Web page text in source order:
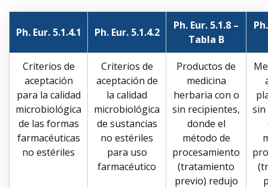
Ph. Eur. 5.1.4.1 Ph. Eur. 5.1.4.2
Ph. Eur. 5.1.8 –
Tabla B
Criterios de
aceptación
para la calidad
microbiológica
de las formas
farmacéuticas
no estériles
Criterios de
aceptación de
la calidad
microbiológica
de sustancias
no estériles
para uso
farmacéutico
Productos de
medicina
herbaria con o
sin recipientes,
donde el
método de
procesamiento
(tratamiento
previo) redujo
sin